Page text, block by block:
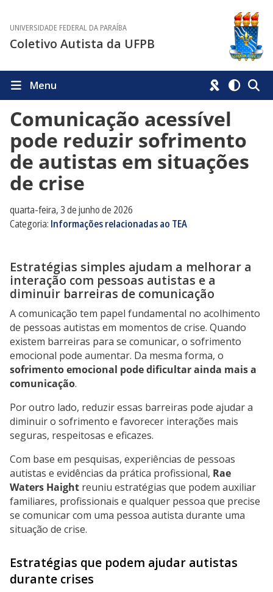
UNIVERSIDADE FEDERAL DA PARAÍBA
Coletivo Autista da UFPB
Menu
Comunicação acessível
pode reduzir sofrimento
de autistas em situações
de crise
quarta-feira, 3 de junho de 2026
Categoria: Informações relacionadas ao TEA
Estratégias simples ajudam a melhorar a
interação com pessoas autistas e a
diminuir barreiras de comunicação
A comunicação tem papel fundamental no acolhimento
de pessoas autistas em momentos de crise. Quando
existem barreiras para se comunicar, o sofrimento
emocional pode aumentar. Da mesma forma, o
sofrimento emocional pode dificultar ainda mais a
comunicação.
Por outro lado, reduzir essas barreiras pode ajudar a
diminuir o sofrimento e favorecer interações mais
seguras, respeitosas e eficazes.
Com base em pesquisas, experiências de pessoas
autistas e evidências da prática profissional, Rae
Waters Haight reuniu estratégias que podem auxiliar
familiares, profissionais e qualquer pessoa que precise
se comunicar com uma pessoa autista durante uma
situação de crise.
Estratégias que podem ajudar autistas
durante crises